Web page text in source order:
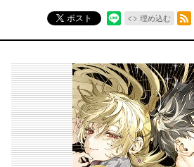
ポスト 埋め込む
RSSフィード